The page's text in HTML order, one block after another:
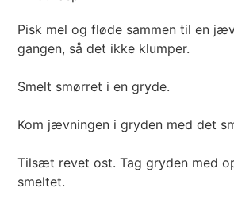
Pisk mel og fløde sammen til en
gangen, så det ikke klumper.
Smelt smørret i en gryde.
Kom jævningen i gryden med det
Tilsæt revet ost. Tag gryden med
smeltet.